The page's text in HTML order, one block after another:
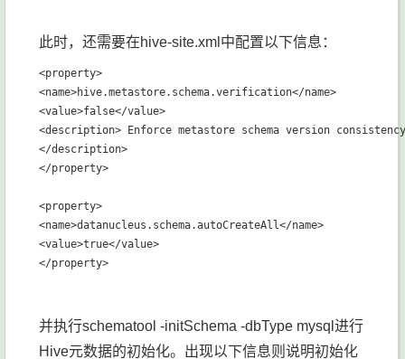
此时，还需要在hive-site.xml中配置以下信息：
<property>
<name>hive.metastore.schema.verification</name>
<value>false</value>
<description> Enforce metastore schema version
</description>
</property>
<property>
<name>datanucleus.schema.autoCreateAll</name>
<value>true</value>
并执行schematool -initSchema -dbType mysql进行
Hive元数据的初始化。出现以下信息则说明初始化